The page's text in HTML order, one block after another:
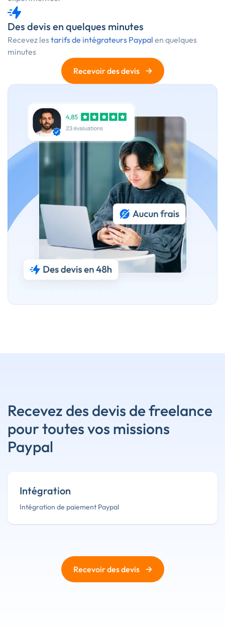
Des devis en quelques minutes
Recevez lestarifs de intégrateurs Paypal en quelques
minutes
Recevoir des devis
→
Recevez des devis de freelance
pour toutes vos missions
Paypal
Intégration
Intégration de paiement Paypal
Recevoir des devis →